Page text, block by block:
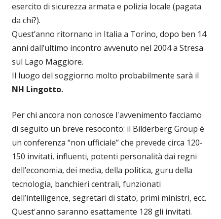
esercito di sicurezza armata e polizia locale (pagata
da chi?).
Quest’anno ritornano in Italia a Torino, dopo ben 14
anni dall’ultimo incontro avvenuto nel 2004 a Stresa
sul Lago Maggiore.
Il luogo del soggiorno molto probabilmente sarà il
NH Lingotto.
Per chi ancora non conosce l'avvenimento facciamo
di seguito un breve resoconto: il Bilderberg Group è
un conferenza “non ufficiale” che prevede circa 120-
150 invitati, influenti, potenti personalità dai regni
dell’economia, dei media, della politica, guru della
tecnologia, banchieri centrali, funzionati
dell’intelligence, segretari di stato, primi ministri, ecc.
Quest'anno saranno esattamente 128 gli invitati.